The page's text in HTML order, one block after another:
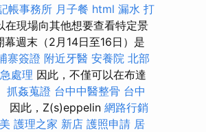
帳事務所 月子餐 html 漏水 打
現場向其他想要查看特定景
幕週末（2月14日至16日）是
寨簽證 附近牙醫 安養院 北部
處理 因此，不僅可以在布達
抓姦蒐證 台中中醫整骨 台中
因此，Z(s)eppelin 網路行銷
護理之家 新店 護照申請 居